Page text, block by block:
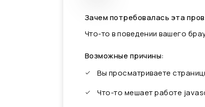
Зачем потребовалась эта
Что-то в поведении вашего
Возможные причины:
Вы просматриваете
Что-то мешает работе